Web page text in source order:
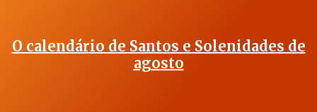
O calendário de Santos e Solenidades de
agosto